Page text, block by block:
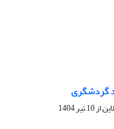
گردشگری
از10 تیر 1404